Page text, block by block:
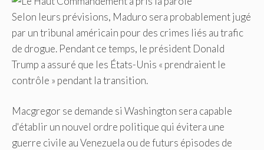
Selon leurs prévisions, Maduro sera probablement jugé
par un tribunal américain pour des crimes liés au trafic
de drogue. Pendant ce temps, le président Donald
Trump a assuré que les États-Unis « prendraient le
contrôle » pendant la transition.
Macgregor se demande si Washington sera capable
d'établir un nouvel ordre politique qui évitera une
guerre civile au Venezuela ou de futurs épisodes de